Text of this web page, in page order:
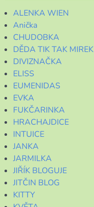
ALENKA WIEN
Anička
CHUDOBKA
DĚDA TIK TAK MIREK
DIVIZNAČKA
ELISS
EUMENIDAS
EVKA
FUKČARINKA
HRACHAJDICE
INTUICE
JANKA
JARMILKA
JIŘÍK BLOGUJE
JITČIN BLOG
KITTY